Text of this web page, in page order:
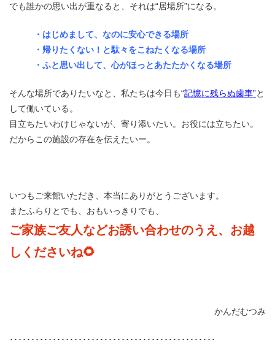
でも誰かの思い出が重なると、それは“居場所”になる。
・はじめまして、なのに安心できる場所
・帰りたくない！と駄々をこねたくなる場所
・ふと思い出して、心がほっとあたたかくなる場所
そんな場所でありたいなと、私たちは今日も“記憶に残らぬ歯車”と
して働いている。
目立ちたいわけじゃないが、寄り添いたい。お役には立ちたい。
だからこの施設の存在を伝えたいー。
いつもご来館いただき、本当にありがとうございます。
またふらりとでも、おもいっきりでも、
ご家族ご友人などお誘い合わせのうえ、お越
しくださいね🌻
かんだむつみ
････････････････････････････････････････････････